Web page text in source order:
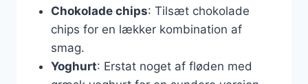
Chokolade chips: Tilsæt chokolade
chips for en lækker kombination af
smag.
Yoghurt: Erstat noget af fløden med